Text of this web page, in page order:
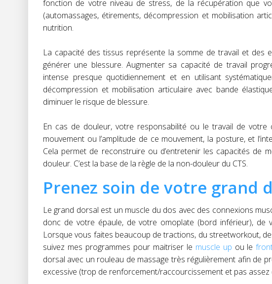
fonction de votre niveau de stress, de la récupération que
(automassages, étirements, décompression et mobilisation
nutrition.
La capacité des tissus représente la somme de travail et des
générer une blessure. Augmenter sa capacité de travail
intense presque quotidiennement et en utilisant
décompression et mobilisation articulaire avec bande
diminuer le risque de blessure.
En cas de douleur, votre responsabilité ou le travail de
mouvement ou l’amplitude de ce mouvement, la posture, et
Cela permet de reconstruire ou d’entretenir les capacités de
douleur. C’est la base de la règle de la non-douleur du CTS.
Prenez soin de votre grand
Le grand dorsal est un muscle du dos avec des connexions
donc de votre épaule, de votre omoplate (bord inférieur),
Lorsque vous faites beaucoup de tractions, du streetworkout,
suivez mes programmes pour maitriser le muscle up ou le
dorsal avec un rouleau de massage très régulièrement afin de
excessive (trop de renforcement/raccourcissement et pas